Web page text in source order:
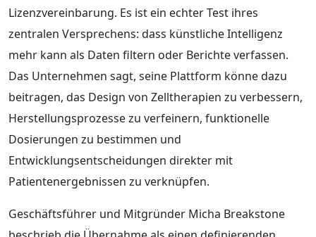
Lizenzvereinbarung. Es ist ein echter Test ihres
zentralen Versprechens: dass künstliche Intelligenz
mehr kann als Daten filtern oder Berichte verfassen.
Das Unternehmen sagt, seine Plattform könne dazu
beitragen, das Design von Zelltherapien zu verbessern,
Herstellungsprozesse zu verfeinern, funktionelle
Dosierungen zu bestimmen und
Entwicklungsentscheidungen direkter mit
Patientenergebnissen zu verknüpfen.
Geschäftsführer und Mitgründer Micha Breakstone